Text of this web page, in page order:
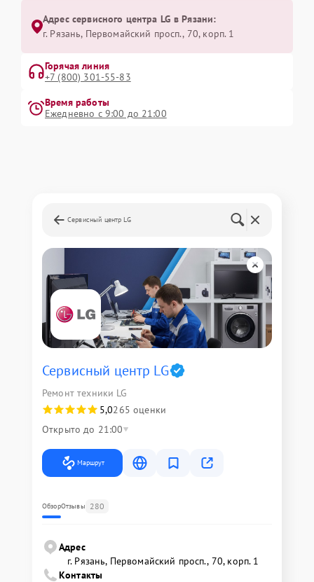
Адрес сервисного центра LG в Рязани:
г. Рязань, Первомайский просп., 70, корп. 1
Горячая линия
+7 (800) 301-55-83
Время работы
Ежедневно с 9:00 до 21:00
Сервисный центр LG
Сервисный центр LG
Ремонт техники LG
5,0265 оценки
Открыто до 21:00
Маршрут
ОбзорОтзывы 280
Адрес
г. Рязань, Первомайский просп., 70, корп. 1
Контакты